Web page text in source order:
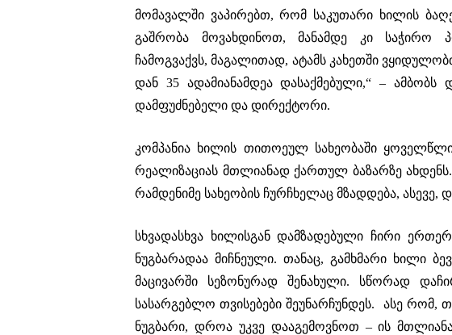
მომავალში ვაპირებთ, რომ საკუთარი ხილის
გაშრობა მოვახდინოთ, მანამდე კი საჭირო
ჩამოგვაქვს, მაგალითად, ატამს კახეთში
დან 35 ადამიანამდეა დასაქმებული,“ –
დამფუძნებელი და დირექტორი.
კომპანია ხილის თითოეულ სახეობაში
რეალიზაციას მთლიანად ქართულ ბაზარზე ახდენს.
რამდენიმე სახეობის ჩურჩხელაც მზადდება, ასევე,
სხვადასხვა ხილისგან დამზადებული ჩირი
ნუგბარადაა მიჩნეული. თანაც, გამხმარი ხილი
მაცივარში სეზონურად შენახული. სწორად
სასარგებლო თვისებები შეუნარჩუნდეს. ასე რომ,
ნუგბარი, დროა უკვე დააგემოვნოთ – ის